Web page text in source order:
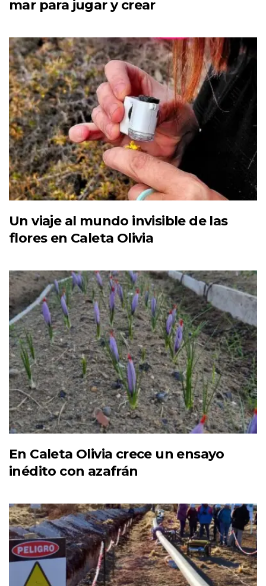
mar para jugar y crear
Un viaje al mundo invisible de las
flores en Caleta Olivia
En Caleta Olivia crece un ensayo
inédito con azafrán